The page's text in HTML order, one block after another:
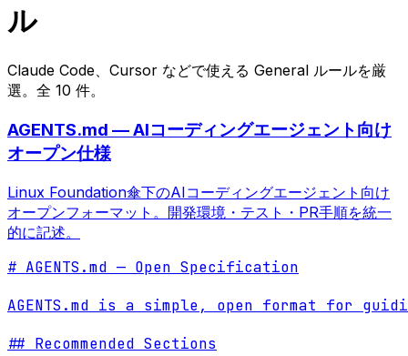
ル
Claude Code、Cursor などで使える General ルールを厳
選。全 10 件。
AGENTS.md — AIコーディングエージェント向け
オープン仕様
Linux Foundation傘下のAIコーディングエージェント向け
オープンフォーマット。開発環境・テスト・PR手順を統一
的に記述。
# AGENTS.md — Open Specification
AGENTS.md is a simple, open format for
## Recommended Sections